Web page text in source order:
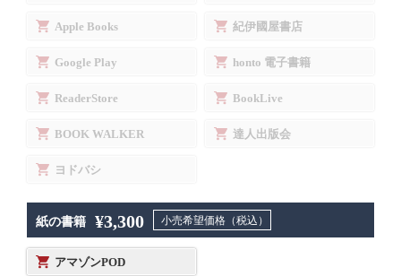
Apple Books 紀伊國屋書店
Google Play honto 電子書籍
ReaderStore BookLive
BOOK WALKER 達人出版会
ヨドバシ
紙の書籍 ¥3,300 小売希望価格（税込）
アマゾンPOD